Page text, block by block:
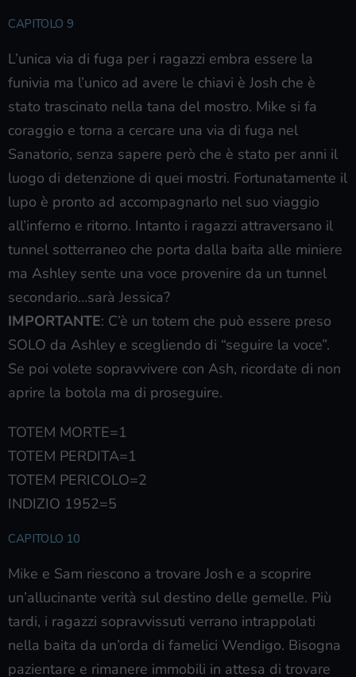
CAPITOLO 9
L’unica via di fuga per i ragazzi embra essere la
funivia ma l’unico ad avere le chiavi è Josh che è
stato trascinato nella tana del mostro. Mike si fa
coraggio e torna a cercare una via di fuga nel
Sanatorio, senza sapere però che è stato per anni il
luogo di detenzione di quei mostri. Fortunatamente il
lupo è pronto ad accompagnarlo nel suo viaggio
all’inferno e ritorno. Intanto i ragazzi attraversano il
tunnel sotterraneo che porta dalla baita alle miniere
ma Ashley sente una voce provenire da un tunnel
secondario…sarà Jessica?
IMPORTANTE: C’è un totem che può essere preso
SOLO da Ashley e scegliendo di “seguire la voce”.
Se poi volete sopravvivere con Ash, ricordate di non
aprire la botola ma di proseguire.
TOTEM MORTE=1
TOTEM PERDITA=1
TOTEM PERICOLO=2
INDIZIO 1952=5
CAPITOLO 10
Mike e Sam riescono a trovare Josh e a scoprire
un’allucinante verità sul destino delle gemelle. Più
tardi, i ragazzi sopravvissuti verrano intrappolati
nella baita da un’orda di famelici Wendigo. Bisogna
pazientare e rimanere immobili in attesa di trovare